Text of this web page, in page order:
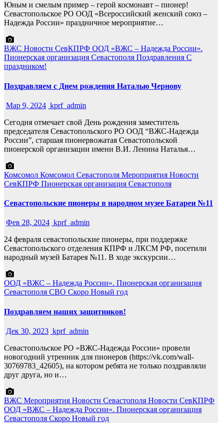
Юным и смелым пример – герой космонавт – пионер!
Севастопольское РО ООД «Всероссийский женский союз –
Надежда России» праздничное мероприятие…
ВЖС Новости СевКПРФ ООД «ВЖС – Надежда России».
Пионерская организация Севастополя Поздравления С
праздником!
Поздравляем с Днем рождения Наталью Чернову
Мар 9, 2024 kprf_admin
Сегодня отмечает свой День рождения заместитель
председателя Севастопольского РО ООД “ВЖС-Надежда
России”, старшая пионервожатая Севастопольской
пионерской организации имени В.И. Ленина Наталья…
Комсомол Комсомол Севастополя Мероприятия Новости
СевКПРФ Пионерская организация Севастополя
Севастопольские пионеры в народном музее Батареи №11
Фев 28, 2024 kprf_admin
24 февраля севастопольские пионеры, при поддержке
Севастопольского отделения КПРФ и ЛКСМ РФ, посетили
народный музей Батарея №11. В ходе экскурсии…
ООД «ВЖС – Надежда России». Пионерская организация
Севастополя СВО Скоро Новый год
Поздравляем наших защитников!
Дек 30, 2023 kprf_admin
Севастопольское РО «ВЖС-Надежда России» провели
новогодний утренник для пионеров (https://vk.com/wall-
30769783_42605), на котором ребята не только поздравляли
друг друга, но и…
ВЖС Мероприятия Новости Севастополя Новости СевКПРФ
ООД «ВЖС – Надежда России». Пионерская организация
Севастополя Скоро Новый год